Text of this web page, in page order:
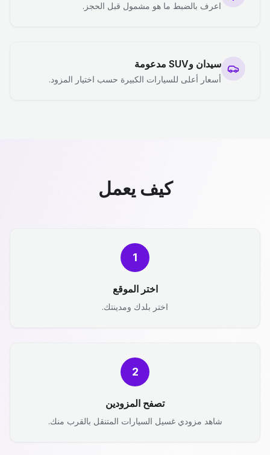
اعرف بالضبط ما هو مشمول قبل الحجز.
سيدان وSUV مدعومة
أسعار أعلى للسيارات الكبيرة حسب اختيار المزود.
كيف يعمل
1
اختر الموقع
اختر بلدك ومدينتك.
2
تصفح المزودين
شاهد مزودي غسيل السيارات المتنقل بالقرب منك.